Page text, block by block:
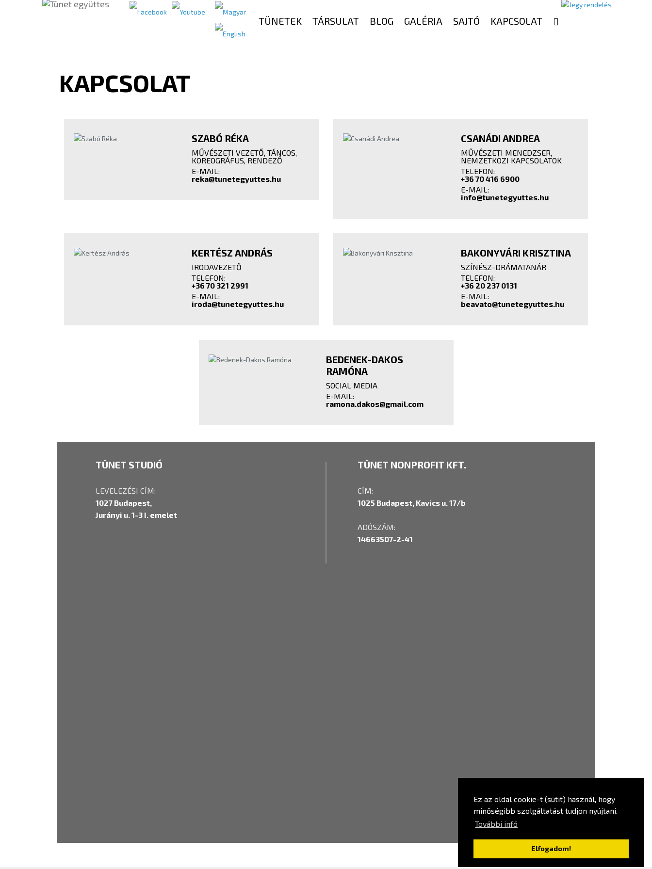
Ez az oldal cookie-t (sütit) használ, hogy
minőségibb szolgáltatást tudjon nyújtani.
További infó
Elfogadom!
TÜNETEK TÁRSULAT BLOG GALÉRIA SAJTÓ KAPCSOLAT
KAPCSOLAT
SZABÓ RÉKA
MŰVÉSZETI VEZETŐ, TÁNCOS,
KOREOGRÁFUS, RENDEZŐ
E-MAIL:
reka@tunetegyuttes.hu
CSANÁDI ANDREA
MŰVÉSZETI MENEDZSER,
NEMZETKÖZI KAPCSOLATOK
TELEFON:
+36 70 416 6900
E-MAIL:
info@tunetegyuttes.hu
KERTÉSZ ANDRÁS
IRODAVEZETŐ
TELEFON:
+36 70 321 2991
E-MAIL:
iroda@tunetegyuttes.hu
BAKONYVÁRI KRISZTINA
SZÍNÉSZ-DRÁMATANÁR
TELEFON:
+36 20 237 0131
E-MAIL:
beavato@tunetegyuttes.hu
BEDENEK-DAKOS
RAMÓNA
SOCIAL MEDIA
E-MAIL:
ramona.dakos@gmail.com
TÜNET STUDIÓ
LEVELEZÉSI CÍM:
1027 Budapest,
Jurányi u. 1-3 I. emelet
TÜNET NONPROFIT KFT.
CÍM:
1025 Budapest, Kavics u. 17/b
ADÓSZÁM:
14663507-2-41